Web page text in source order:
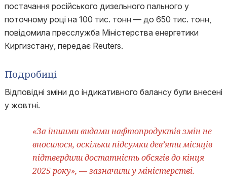
постачання російського дизельного пального у
поточному році на 100 тис. тонн — до 650 тис. тонн,
повідомила пресслужба Міністерства енергетики
Киргизстану, передає Reuters.
Подробиці
Відповідні зміни до індикативного балансу були внесені
у жовтні.
«За іншими видами нафтопродуктів змін не
вносилося, оскільки підсумки дев’яти місяців
підтвердили достатність обсягів до кінця
2025 року», — зазначили у міністерстві.